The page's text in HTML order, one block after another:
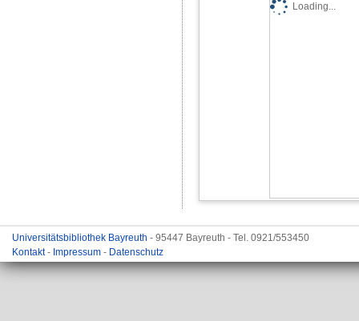
Loading...
Universitätsbibliothek Bayreuth - 95447 Bayreuth - Tel. 0921/553450
Kontakt- Impressum - Datenschutz